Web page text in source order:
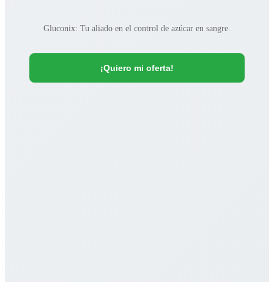
Gluconix: Tu aliado en el control de azúcar en sangre.
¡Quiero mi oferta!